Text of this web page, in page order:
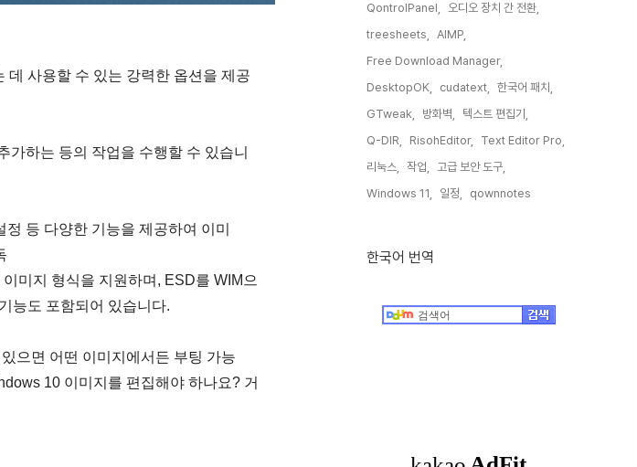
사용할 수 있는 강력한 옵션을 제공
하는 등의 작업을 수행할 수 있습니
등 다양한 기능을 제공하여 이미
미지 형식을 지원하며, ESD를 WIM으
능도 포함되어 있습니다.
으면 어떤 이미지에서든 부팅 가능
10 이미지를 편집해야 하나요? 거
QontrolPanel,
오디오 장치 간 전환,
treesheets,
AIMP,
Free Download Manager,
DesktopOK,
cudatext,
한국어 패치,
GTweak,
방화벽,
텍스트 편집기,
Q-DIR,
RisohEditor,
Text Editor Pro,
리눅스,
작업,
고급 보안 도구,
Windows 11,
일정, qownnotes,
한국어 번역